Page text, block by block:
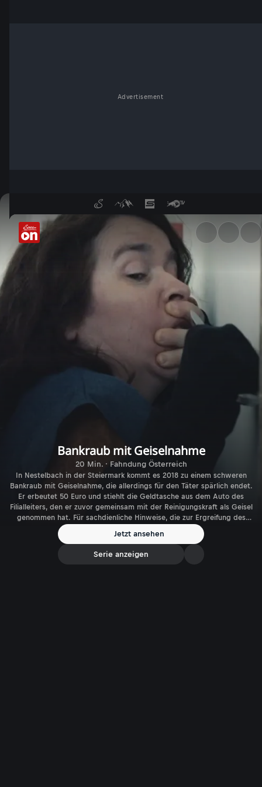
Advertisement
Bankraub mit Geiselnahme -
Bankraub mit Geiselnahme
20 Min. · Fahndung Österreich
In Nestelbach in der Steiermark kommt es 2018 zu einem schweren
Bankraub mit Geiselnahme, die allerdings für den Täter spärlich endet.
Er erbeutet 50 Euro und stiehlt die Geldtasche aus dem Auto des
Filialleiters, den er zuvor gemeinsam mit der Reinigungskraft als Geisel
genommen hat. Für sachdienliche Hinweise, die zur Ergreifung des
Täters beitragen, ist eine Belohnung in Höhe von EUR 1.000,-
ausgeschrieben.
Jetzt ansehen
Serie anzeigen